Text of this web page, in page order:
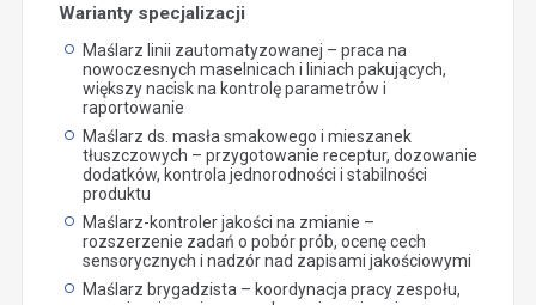
Warianty specjalizacji
Maślarz linii zautomatyzowanej – praca na
nowoczesnych maselnicach i liniach pakujących,
większy nacisk na kontrolę parametrów i
raportowanie
Maślarz ds. masła smakowego i mieszanek
tłuszczowych – przygotowanie receptur, dozowanie
dodatków, kontrola jednorodności i stabilności
produktu
Maślarz-kontroler jakości na zmianie –
rozszerzenie zadań o pobór prób, ocenę cech
sensorycznych i nadzór nad zapisami jakościowymi
Maślarz brygadzista – koordynacja pracy zespołu,